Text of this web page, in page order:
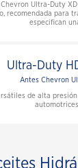
Chevron Ultra-Duty
recomendada para
especifican
Ultra-Duty
Antes Chevron
de alta